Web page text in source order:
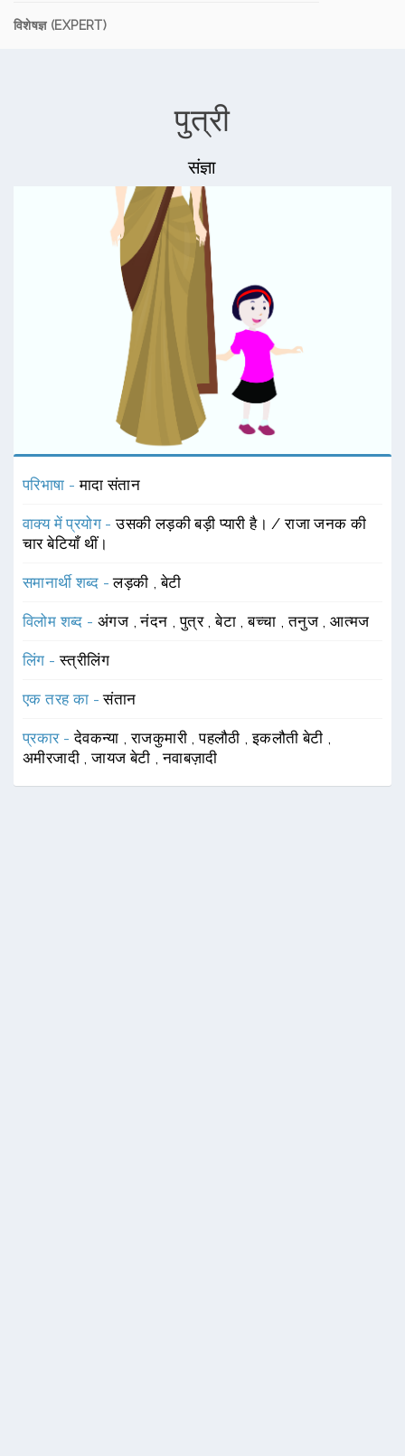
विशेषज्ञ (EXPERT)
पुत्री
संज्ञा
परिभाषा -मादा संतान
वाक्य में प्रयोग -उसकी लड़की बड़ी प्यारी है। / राजा जनक की
चार बेटियाँ थीं।
समानार्थी शब्द -लड़की ,बेटी
विलोम शब्द - अंगज ,नंदन ,पुत्र ,बेटा ,बच्चा ,तनुज ,आत्मज
लिंग -स्त्रीलिंग
एक तरह का -संतान
प्रकार -देवकन्या ,राजकुमारी ,पहलौठी ,इकलौती बेटी
अमीरजादी ,जायज बेटी ,नवाबज़ादी